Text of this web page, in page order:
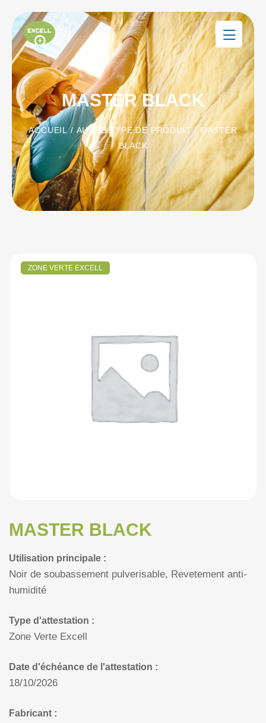
MASTER BLACK
ACCUEIL/ AUTRE TYPE DE PRODUIT/ MASTER
BLACK
ZONE VERTE EXCELL
MASTER BLACK
Utilisation principale :
Noir de soubassement pulverisable, Revetement anti-
humidité
Type d'attestation :
Zone Verte Excell
Date d'échéance de l'attestation :
18/10/2026
Fabricant :